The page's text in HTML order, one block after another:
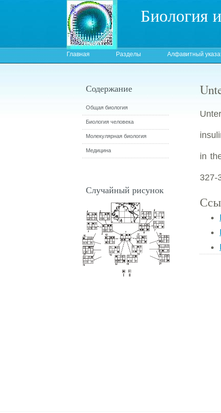
Биология
Главная Разделы Алфавитный
in
327-
Содержание
Общая биология
Биология человека
Молекулярная биология
Медицина
Случайный рисунок